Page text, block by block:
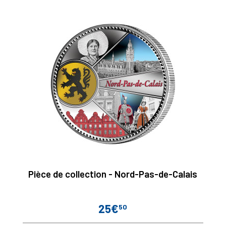
Pièce de collection - Nord-Pas-de-Calais
Prix
25€50